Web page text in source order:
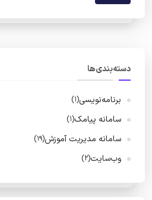
دسته‌بندی‌ها
برنامه‌نویسی(1)
سامانه پیامک(1)
سامانه مدیریت آموزش(19)
وب‌سایت(2)